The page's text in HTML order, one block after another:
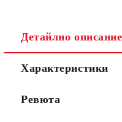
Съгласен съм с
Ние ще се свържем с вас в
Детайлно описание
Характеристики
Ревюта